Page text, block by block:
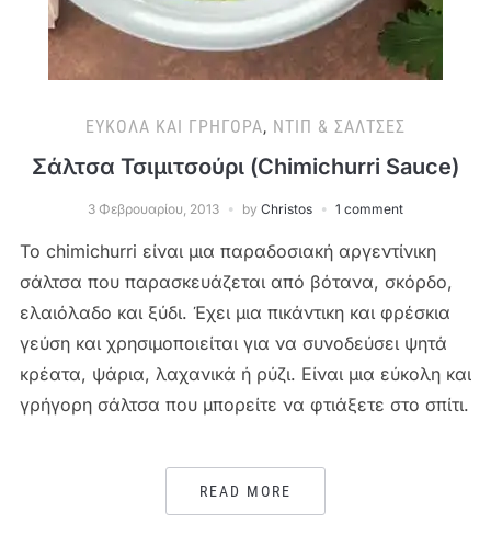
ΕΎΚΟΛΑ ΚΑΙ ΓΡΉΓΟΡΑ, ΝΤΙΠ & ΣΆΛΤΣΕΣ
Σάλτσα Τσιμιτσούρι (Chimichurri Sauce)
3 Φεβρουαρίου, 2013 by Christos 1 comment
Το chimichurri είναι μια παραδοσιακή αργεντίνικη
σάλτσα που παρασκευάζεται από βότανα, σκόρδο,
ελαιόλαδο και ξύδι. Έχει μια πικάντικη και φρέσκια
γεύση και χρησιμοποιείται για να συνοδεύσει ψητά
κρέατα, ψάρια, λαχανικά ή ρύζι. Είναι μια εύκολη και
γρήγορη σάλτσα που μπορείτε να φτιάξετε στο σπίτι.
READ MORE